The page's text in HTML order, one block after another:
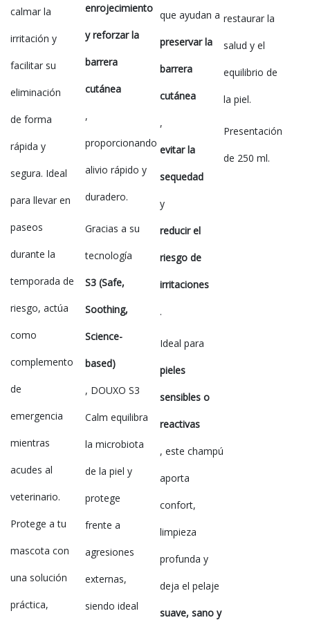
calmar la
irritación y
facilitar su
eliminación
de forma
rápida y
segura. Ideal
para llevar en
paseos
durante la
temporada de
riesgo, actúa
como
complemento
de
emergencia
mientras
acudes al
veterinario.
Protege a tu
mascota con
una solución
práctica,
enrojecimiento
y reforzar la
barrera
cutánea
,
proporcionando
alivio rápido y
duradero.
Gracias a su
tecnología
S3 (Safe,
Soothing,
Science-
based)
, DOUXO S3
Calm equilibra
la microbiota
de la piel y
protege
frente a
agresiones
externas,
siendo ideal
que ayudan a
preservar la
barrera
cutánea
,
evitar la
sequedad
y
reducir el
riesgo de
irritaciones
.
Ideal para
pieles
sensibles o
reactivas
, este champú
aporta
confort,
limpieza
profunda y
deja el pelaje
suave, sano y
restaurar la
salud y el
equilibrio de
la piel.
Presentación
de 250 ml.